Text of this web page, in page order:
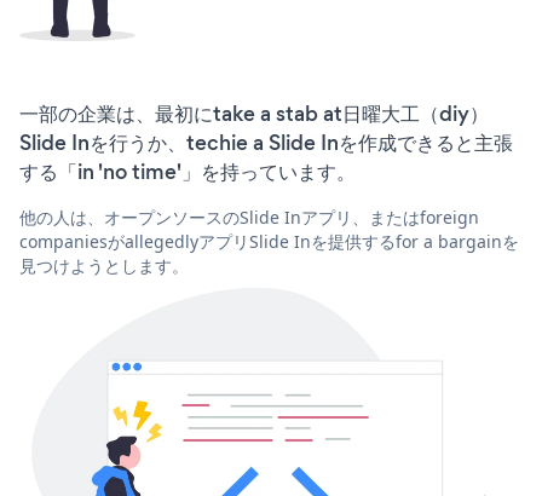
一部の企業は、最初にtake a stab at日曜大工（diy）
Slide Inを行うか、techie a Slide Inを作成できると主張
する「in 'no time'」を持っています。
他の人は、オープンソースのSlide Inアプリ、またはforeign
companiesがallegedlyアプリSlide Inを提供するfor a bargainを
見つけようとします。